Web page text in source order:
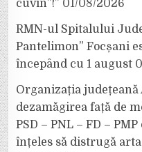
cuvin”!” 01/08/2026
RMN-ul Spitalului
Pantelimon” Focșani
începând cu 1 august
Organizația județeană
dezamăgirea față de
PSD – PNL – FD –
înțeles să distrugă